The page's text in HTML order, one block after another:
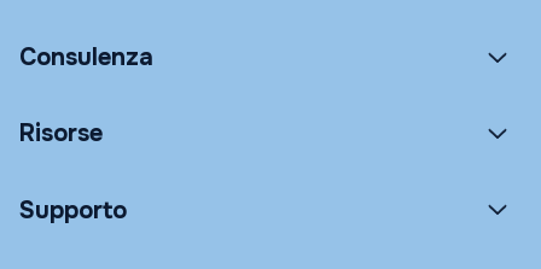
Consulenza
Risorse
Supporto